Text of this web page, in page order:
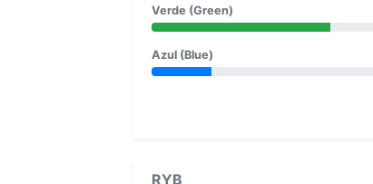
Verde (Green)
Azul (Blue)
RYB